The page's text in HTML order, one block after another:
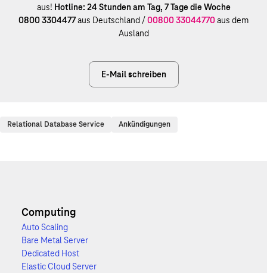
aus! Hotline: 24 Stunden am Tag, 7 Tage die Woche
0800 3304477aus Deutschland /00800 33044770aus dem
Ausland
E-Mail schreiben
Relational Database Service Ankündigungen
Computing
Auto Scaling
Bare Metal Server
Dedicated Host
Elastic Cloud Server